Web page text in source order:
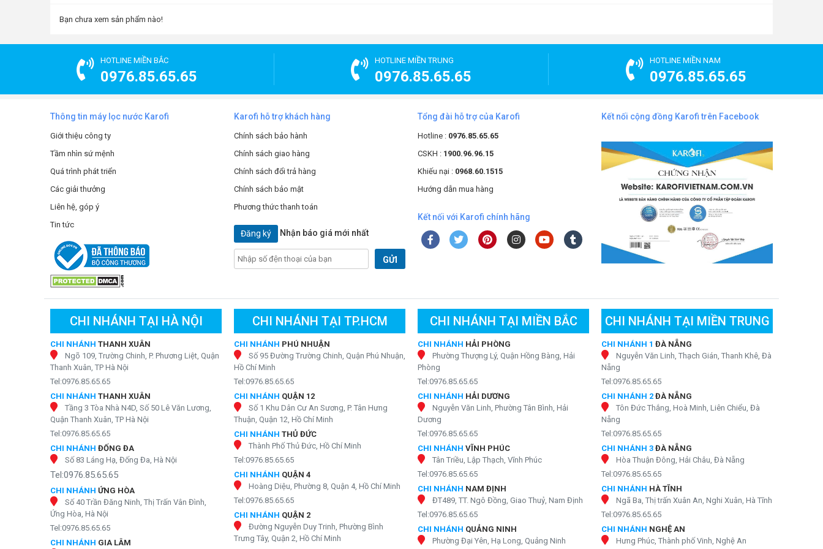
Lõi PP 5 microncó khe hở nhỏ hơn 5 micron có tuổi thọ trung bình từ
Lõi OCB-GACđây chính là lõi than hoạt tính hấp thụ các chất lỏng độc hại và loại bỏ hoàn toàn chất hữu cơ hoàn
tan.
Lõi PP 1 micronđể loại bỏ chất rắn, bụi mịn có kích thước nhỏ hơn 1 micron.
Màng lọc ROtrái tim của máy karofi tiêu chuẩn, khi nước đi qua màng này là đa số không còn độc hại có trong
thành phần của nước nữa vì nó đã hấp thụ tối đa các tạp chất và toàn bộ chất rắn hay các ion, asen…
Lõi khoáng đá mineral
45 chất khoángđi sâu nuôi dưỡng từng tế bào.
Lõi nanosilver
ngăn vi khuẩn tái nhiễm và lạm sạch nguồn nước lên đến 99,9%.
Hình ảnh thực tế lõi lọc và chức năng chính của từng lõi
Để tối ưu trải nghiệm người dùng, máy lọc ngoài được trang bị bộ lọc mạnh mẽ, sản phẩm còn tích hợp thêm tính năng tiện
lợi để khách hàng dễ dàng sử dụng. Quý khách có thể liên hệ ngay đến số
0979.22.65.65, các tư vấn viên của
Karofi sẵn sàng giải đáp mọi thắc mắc của bạn 24/7.
Hoặc tìm hiểu thông tin về tính năng của thiết bị này ngay trong phần tiếp theo.
Tính năng thông minh của máy lọc nước karofi tiêu chuẩn KT7-IQ
Mọi vấn đề về máy lọc đã được các chuyên gia Karofi khắc phục tối đa theo nhu cầu và mong muốn của người tiêu dùng.
Bộ điều khiển van áp thấp đóng mở tự động trong trường hợp nước đầu vào yếu để đảm bảo choMáy lọc nước
karofi tiêu chuẩn 7 cấp tủ IQ KT7-IQ
hoạt động ổn định, hạn chế tình trạng hỏng máy do nguồn nước cung cấp
không đều.
Hệ thống linh kiện điện riêng biệt giúp hạn chế sự cố rò rỉ nước vào mạch điện gây hỏng máy và ảnh hưởng nghiêm
Bạn chưa xem sản phẩm nào!
HOTLINE MIỀN BẮC
0976.85.65.65
HOTLINE MIỀN TRUNG
0976.85.65.65
HOTLINE MIỀN NAM
0976.85.65.65
Thông tin máy lọc nước Karofi
Giới thiệu công ty
Tầm nhìn sứ mệnh
Quá trình phát triển
Các giải thưởng
Liên hệ, góp ý
Tin tức
Karofi hỗ trợ khách hàng
Chính sách bảo hành
Chính sách giao hàng
Chính sách đổi trả hàng
Chính sách bảo mật
Phương thức thanh toán
Đăng ký Nhận báo giá mới nhất
GỬI
Tổng đài hỗ trợ của Karofi
Hotline : 0976.85.65.65
CSKH : 1900.96.96.15
Khiếu nại : 0968.60.1515
Hướng dẫn mua hàng
Kết nối với Karofi chính hãng
Kết nối cộng đồng Karofi trên Facebook
CHI NHÁNH TẠI HÀ NỘI
CHI NHÁNH THANH XUÂN
Ngõ 109, Trường Chinh, P. Phương Liệt, Quận
Thanh Xuân, TP Hà Nội
Tel:0976.85.65.65
CHI NHÁNH THANH XUÂN
Tầng 3 Tòa Nhà N4D, Số 50 Lê Văn Lương,
Quận Thanh Xuân, TP Hà Nội
Tel:0976.85.65.65
CHI NHÁNH ĐỐNG ĐA
Số 83 Láng Hạ, Đống Đa, Hà Nội
Tel:0976.85.65.65
CHI NHÁNH ỨNG HÒA
Số 40 Trần Đăng Ninh, Thị Trấn Vân Đình,
Ứng Hòa, Hà Nội
Tel:0976.85.65.65
CHI NHÁNH GIA LÂM
CHI NHÁNH TẠI TP.HCM
CHI NHÁNH PHÚ NHUẬN
Số 95 Đường Trường Chinh, Quận Phú Nhuận,
Hồ Chí Minh
Tel:0976.85.65.65
CHI NHÁNH QUẬN 12
Số 1 Khu Dân Cư An Sương, P. Tân Hưng
Thuận, Quận 12, Hồ Chí Minh
CHI NHÁNH THỦ ĐỨC
Thành Phố Thủ Đức, Hồ Chí Minh
Tel:0976.85.65.65
CHI NHÁNH QUẬN 4
Hoàng Diệu, Phường 8, Quận 4, Hồ Chí Minh
Tel:0976.85.65.65
CHI NHÁNH QUẬN 2
Đường Nguyễn Duy Trinh, Phường Bình
Trưng Tây, Quận 2, Hồ Chí Minh
CHI NHÁNH TẠI MIỀN BẮC
CHI NHÁNH HẢI PHÒNG
Phường Thượng Lý, Quận Hồng Bàng, Hải
Phòng
Tel:0976.85.65.65
CHI NHÁNH HẢI DƯƠNG
Nguyễn Văn Linh, Phường Tân Bình, Hải
Dương
Tel:0976.85.65.65
CHI NHÁNH VĨNH PHÚC
Tân Triều, Lập Thạch, Vĩnh Phúc
Tel:0976.85.65.65
CHI NHÁNH NAM ĐỊNH
ĐT489, TT. Ngô Đồng, Giao Thuỷ, Nam Định
Tel:0976.85.65.65
CHI NHÁNH QUẢNG NINH
Phường Đại Yên, Hạ Long, Quảng Ninh
CHI NHÁNH TẠI MIỀN TRUNG
CHI NHÁNH 1 ĐÀ NẴNG
Nguyễn Văn Linh, Thạch Gián, Thanh Khê, Đà
Nẵng
Tel:0976.85.65.65
CHI NHÁNH 2 ĐÀ NẴNG
Tôn Đức Thắng, Hoà Minh, Liên Chiểu, Đà
Nẵng
Tel:0976.85.65.65
CHI NHÁNH 3 ĐÀ NẴNG
Hòa Thuận Đông, Hải Châu, Đà Nẵng
Tel:0976.85.65.65
CHI NHÁNH HÀ TĨNH
Ngã Ba, Thị trấn Xuân An, Nghi Xuân, Hà Tĩnh
Tel:0976.85.65.65
CHI NHÁNH NGHỆ AN
Hưng Phúc, Thành phố Vinh, Nghệ An